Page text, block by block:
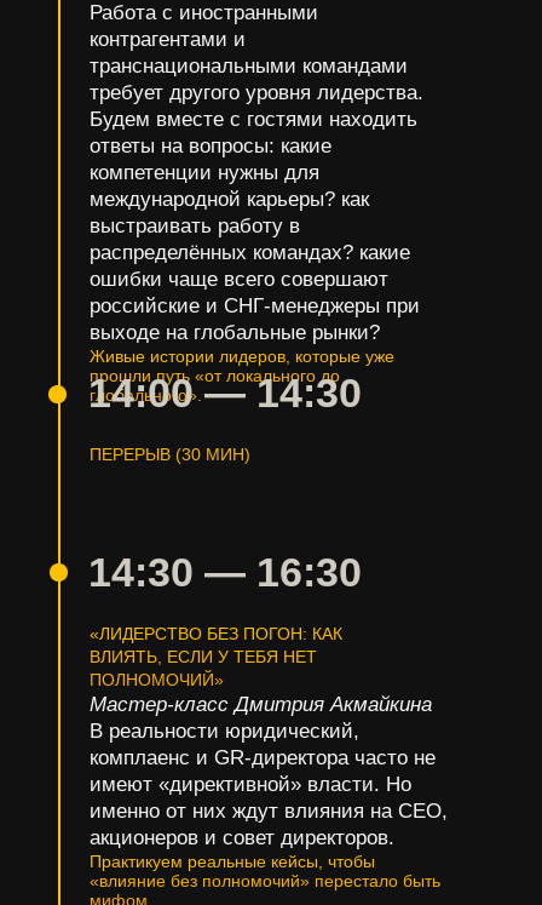
Работа с иностранными
контрагентами и
транснациональными командами
требует другого уровня лидерства.
Будем вместе с гостями находить
ответы на вопросы: какие
компетенции нужны для
международной карьеры? как
выстраивать работу в
распределённых командах? какие
ошибки чаще всего совершают
российские и СНГ-менеджеры при
выходе на глобальные рынки?
Живые истории лидеров, которые уже
прошли путь «от локального до
глобального».
14:30 — 16:30
«ЛИДЕРСТВО БЕЗ ПОГОН: КАК
ВЛИЯТЬ, ЕСЛИ У ТЕБЯ НЕТ
ПОЛНОМОЧИЙ»
Мастер-класс Дмитрия Акмайкина
В реальности юридический,
комплаенс и GR-директора часто не
имеют «директивной» власти. Но
именно от них ждут влияния на CEO,
акционеров и совет директоров.
Практикуем реальные кейсы, чтобы
«влияние без полномочий» перестало быть
мифом.
ПЕРЕРЫВ (30 МИН)
14:00—14:30